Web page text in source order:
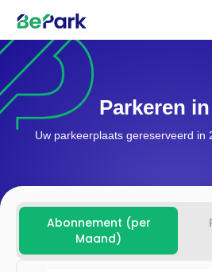
Parkeren
Uw parkeerplaats gereserveerd in
Abonnement (per
Maand)